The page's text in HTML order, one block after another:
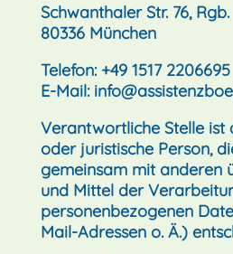
Schwanthaler Str. 76, Rgb.
80336 München
Telefon: +49 1517 2206695‬
E-Mail:
Verantwortliche Stelle ist
oder juristische Person,
gemeinsam mit anderen
und Mittel der
personenbezogenen
Mail-Adressen o. Ä.)